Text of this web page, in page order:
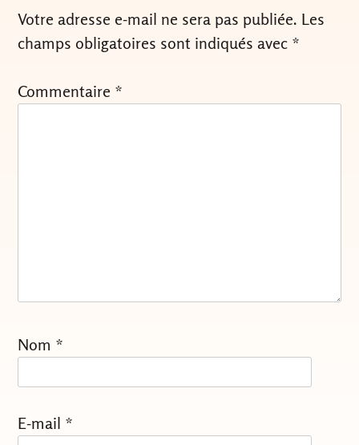
Votre adresse e-mail ne sera pas publiée. Les
champs obligatoires sont indiqués avec *
Commentaire *
Nom *
E-mail *